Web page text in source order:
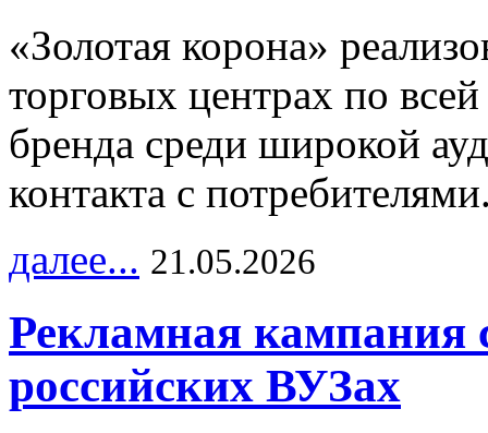
«Золотая корона»
торговых центрах по
бренда среди широкой
контакта с
далее... 21.05.2026
Рекламная кампания
российских ВУЗах